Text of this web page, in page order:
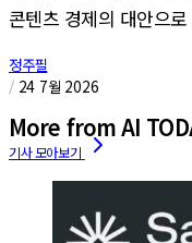
콘텐츠 경제의 대안으
정주필
/ 24 7월 2026
More from AI